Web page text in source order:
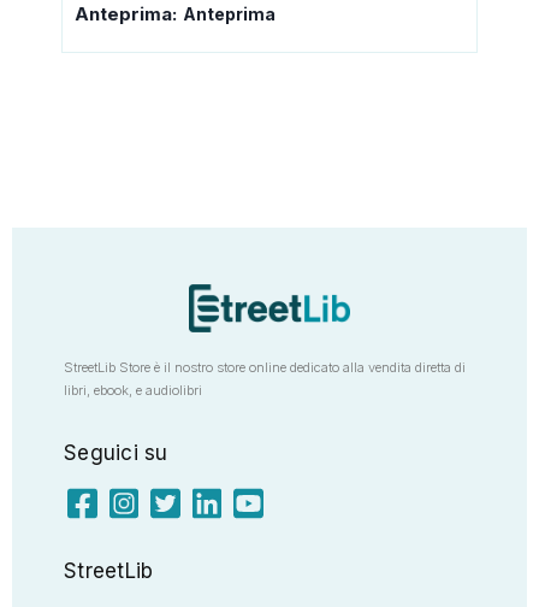
Anteprima: Anteprima
StreetLib Store è il nostro store online dedicato alla vendita diretta di
libri, ebook, e audiolibri
Seguici su
StreetLib